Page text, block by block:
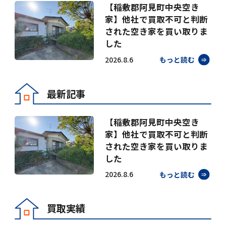
【稲敷郡阿見町中央空き
家】他社で買取不可と判断
された空き家を買い取りま
した
2026.8.6 もっと読む
最新記事
【稲敷郡阿見町中央空き
家】他社で買取不可と判断
された空き家を買い取りま
した
2026.8.6 もっと読む
買取実績